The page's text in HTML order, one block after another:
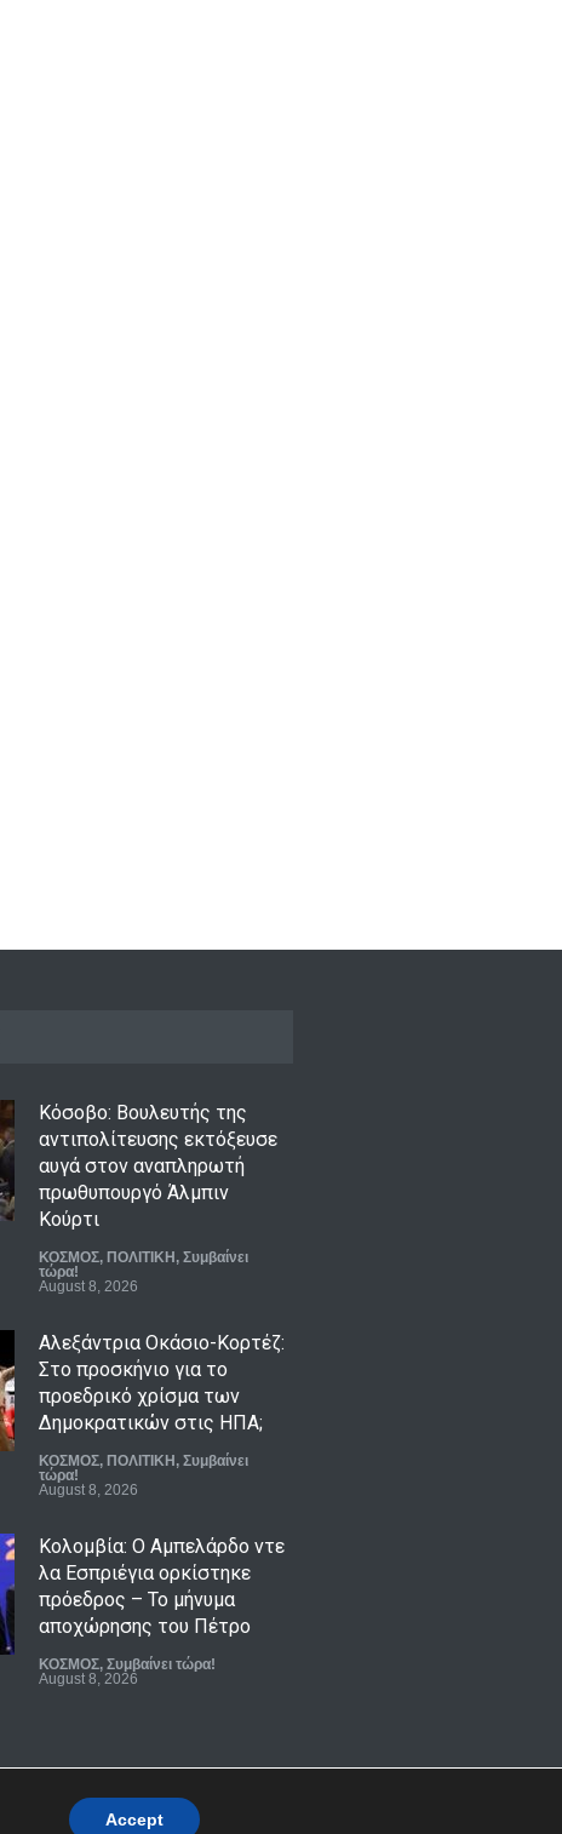
Κόσοβο: Βουλευτής της
αντιπολίτευσης εκτόξευσε
αυγά στον αναπληρωτή
πρωθυπουργό Άλμπιν
Κούρτι
ΚΟΣΜΟΣ, ΠΟΛΙΤΙΚΗ , Συμβαίνει
τώρα!
August 8, 2026
Αλεξάντρια Οκάσιο-Κορτέζ:
Στο προσκήνιο για το
προεδρικό χρίσμα των
Δημοκρατικών στις ΗΠΑ;
ΚΟΣΜΟΣ, ΠΟΛΙΤΙΚΗ , Συμβαίνει
τώρα!
August 8, 2026
Κολομβία: Ο Αμπελάρδο ντε
λα Εσπριέγια ορκίστηκε
πρόεδρος – Το μήνυμα
αποχώρησης του Πέτρο
ΚΟΣΜΟΣ, Συμβαίνει τώρα!
August 8, 2026
βομβαρδισμοί στην
και πολλούς τραυματίες
Accept